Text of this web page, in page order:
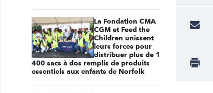
La Fondation CMA
CGM et Feed the
Children unissent
leurs forces pour
distribuer plus de 1
400 sacs à dos remplis de produits
essentiels aux enfants de Norfolk